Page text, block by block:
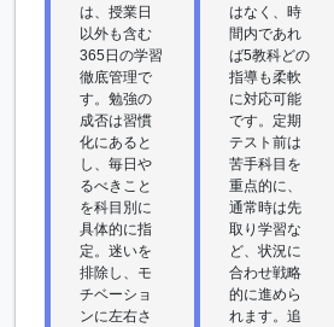
は、授業日
以外も含む
365日の学習
徹底管理で
す。勉強の
成否は習慣
化にあると
し、毎日や
るべきこと
を科目別に
具体的に指
定。迷いを
排除し、モ
チベーショ
ンに左右さ
はなく、時
間内であれ
ば5教科どの
指導も柔軟
に対応可能
です。定期
テスト前は
苦手科目を
重点的に、
通常時は先
取り学習な
ど、状況に
合わせ戦略
的に進めら
れます。追